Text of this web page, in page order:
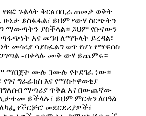
የዩፎ ጉልላት ቅርፅ በቢራ ጠመቃ ወቅት
ሁኔታ ይስፋፋል፣ ይህም የውሃ ስርጭትን
ማውጣትን ያስችላል። ይህም የቡናውን
እና መዓዛ ለማጉላት ይረዳል፣
መሳሪያ ሳያስፈልግ ወጥ የሆነ የማፍሰስ
- በቀላሉ ሙቅ ውሃ ይጨምሩ።
ማበጀት ሙሉ በሙሉ የተደገፈ ነው።
ግራፊክስ እና የማስተዋወቂያ
ማጣሪያ ጥቅል እና በውጨኛው
ይችላሉ፣ ይህም ምርቱን ለበዓል
የችርቻሮ መደርደሪያዎች፣